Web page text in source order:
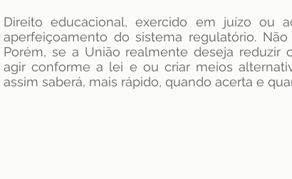
Direito educacional, exercido em juízo ou
aperfeiçoamento do sistema regulatório.
Porém, se a União realmente deseja reduzir
agir conforme a lei e ou criar meios
assim saberá, mais rápido, quando acerta e